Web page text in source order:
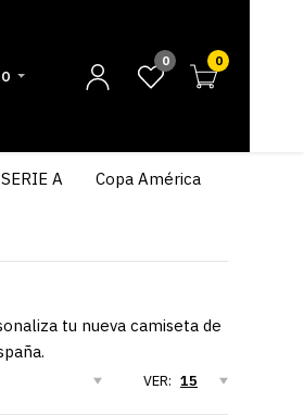
0 0
SERIE A Copa América
tu nueva camiseta de
VER: